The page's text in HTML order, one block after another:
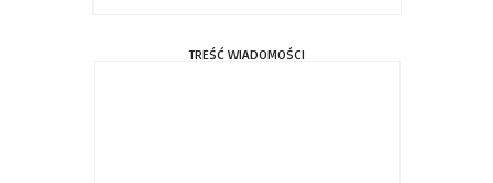
TREŚĆ WIADOMOŚCI